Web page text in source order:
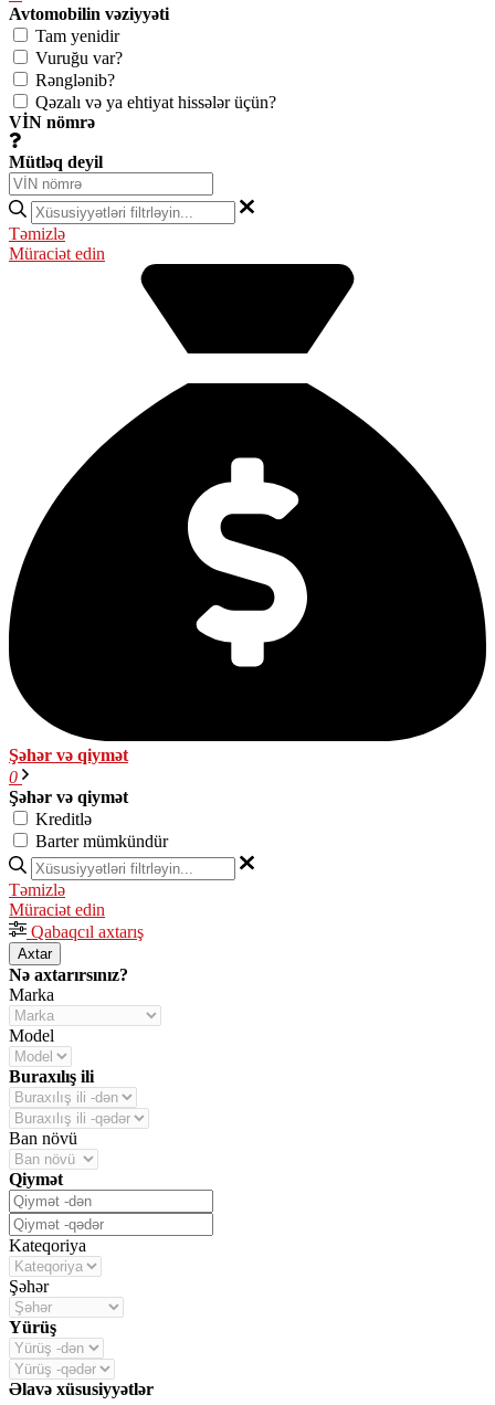
Avtomobilin vəziyyəti
Tam yenidir
Vuruğu var?
Rənglənib?
Qəzalı və ya ehtiyat hissələr üçün?
VİN nömrə
Mütləq deyil
Təmizlə
Müraciət edin
Şəhər və qiymət
0
Şəhər və qiymət
Kreditlə
Barter mümkündür
Təmizlə
Müraciət edin
Qabaqcıl axtarış
Axtar
Nə axtarırsınız?
Marka
Model
Buraxılış ili
Ban növü
Qiymət
Kateqoriya
Şəhər
Yürüş
Əlavə xüsusiyyətlər